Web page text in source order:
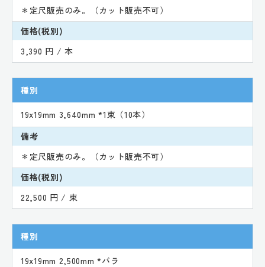
＊定尺販売のみ。（カット販売不可）
価格(税別)
3,390 円 / 本
種別
19x19mm 3,640mm *1束（10本）
備考
＊定尺販売のみ。（カット販売不可）
価格(税別)
22,500 円 / 束
種別
19x19mm 2,500mm *バラ